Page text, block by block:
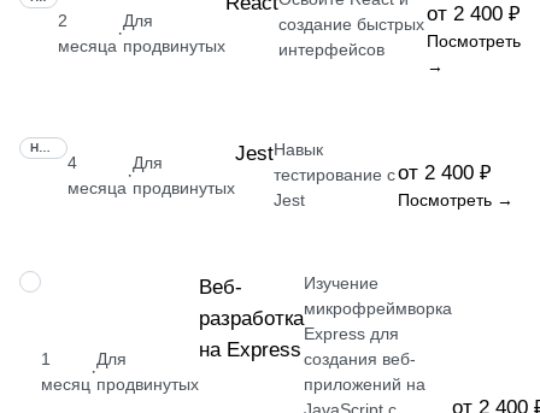
2
месяца
·
Для
продвинутых
создание быстрых
интерфейсов
от 2 400 ₽
Посмотреть
→
4
месяца
·
Для
продвинутых
JestНавык
тестирование с
Jest
от 2 400 ₽
Посмотреть →
НАВЫК
1
месяц
·
Для
продвинутых
Веб-
разработка
на Express
Изучение
микрофреймворка
Express для
создания веб-
приложений на
от 2 400